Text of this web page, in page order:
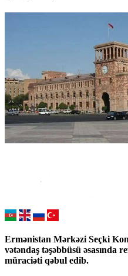
Ermənistan Mərkəzi Seçki
vətəndaş təşəbbüsü əsasında
müraciəti qəbul edib.